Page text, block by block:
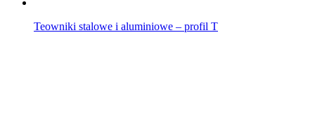
Teowniki stalowe i aluminiowe – profil T